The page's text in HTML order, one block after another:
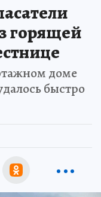
горящей
доме
быстро